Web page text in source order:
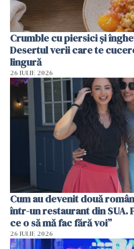
Crumble cu piersici și
Desertul verii care te
lingură
26 IULIE 2026
Cum au devenit două
într-un restaurant din SUA.
ce o să mă fac fără voi”
26 IULIE 2026